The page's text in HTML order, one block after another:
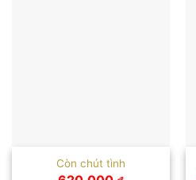
Còn chút tình